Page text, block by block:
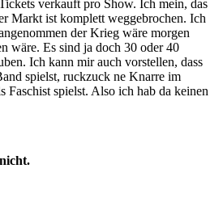
verkauft pro Show. Ich mein, das
Markt ist komplett weggebrochen. Ich
der Krieg wäre morgen
wäre. Es sind ja doch 30 oder 40
Ich kann mir auch vorstellen, dass
spielst, ruckzuck ne Knarre im
Faschist spielst. Also ich hab da keinen